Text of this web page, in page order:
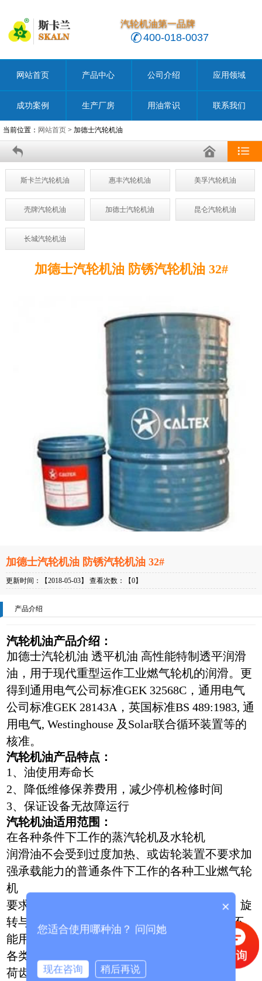
汽轮机油第一品牌
400-018-0037
网站首页 产品中心 公司介绍 应用领域
成功案例 生产厂房 用油常识 联系我们
当前位置： 网站首页 > 加德士汽轮机油
斯卡兰汽轮机油 惠丰汽轮机油 美孚汽轮机油
壳牌汽轮机油 加德士汽轮机油 昆仑汽轮机油
长城汽轮机油
加德士汽轮机油 防锈汽轮机油 32#
加德士汽轮机油 防锈汽轮机油 32#
更新时间：【2018-05-03】 查看次数：【0】
产品介绍
汽轮机油产品介绍 ：
加德士汽轮机油 透平机油 高性能特制透平润滑
油，用于现代重型运作工业燃气轮机的润滑。更
得到通用电气公司标准GEK 32568C，通用电气
公司标准GEK 28143A，英国标准BS 489:1983, 通
用电气, Westinghouse 及Solar联合循环装置等的
核准。
汽轮机油产品特点 ：
1、油使用寿命长
2、降低维修保养费用，减少停机检修时间
3、保证设备无故障运行
汽轮机油适用范围 ：
在各种条件下工作的蒸汽轮机及水轮机
润滑油不会受到过度加热、或齿轮装置不要求加
强承载能力的普通条件下工作的各种工业燃气轮
机
要求采用防锈、抗氧化润滑油的各种离心式、旋
转与往复式压缩机、涡轮鼓风机和离心泵(但不
能用于吸气空气压缩机)
各类滚动轴承的油浴式及循环式润滑系统、轻载
荷齿轮装置、真空泵、机床(包括电脑控制装
×
您适合使用哪种油？ 问问她
现在咨询 稍后再说